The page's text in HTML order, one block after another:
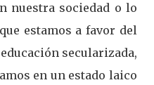
nuestra sociedad o lo
estamos a favor del
secularizada,
en un estado laico